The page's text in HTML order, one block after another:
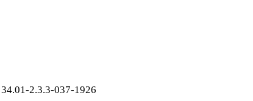
2.3.3-037-1926